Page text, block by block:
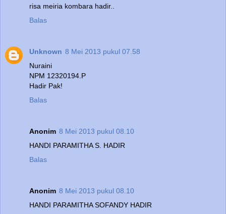
risa meiria kombara hadir..
Balas
Unknown 8 Mei 2013 pukul 07.58
Nuraini
NPM 12320194.P
Hadir Pak!
Balas
Anonim 8 Mei 2013 pukul 08.10
HANDI PARAMITHA S. HADIR
Balas
Anonim 8 Mei 2013 pukul 08.10
HANDI PARAMITHA SOFANDY HADIR